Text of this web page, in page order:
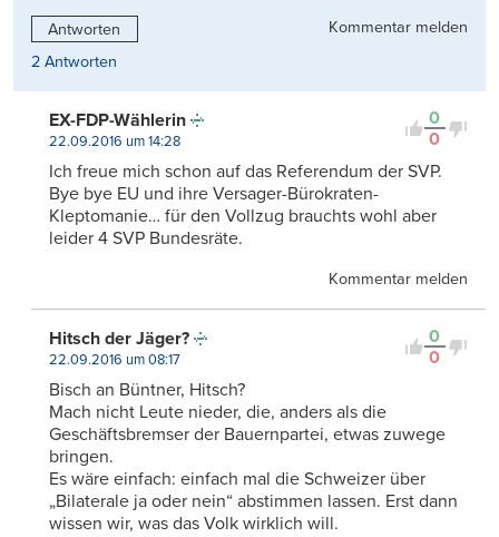
Antworten
Kommentar melden
2 Antworten
0
0
EX-FDP-Wählerin
22.09.2016 um 14:28
Ich freue mich schon auf das Referendum der SVP.
Bye bye EU und ihre Versager-Bürokraten-
Kleptomanie… für den Vollzug brauchts wohl aber
leider 4 SVP Bundesräte.
Kommentar melden
0
0
Hitsch der Jäger?
22.09.2016 um 08:17
Bisch an Büntner, Hitsch?
Mach nicht Leute nieder, die, anders als die
Geschäftsbremser der Bauernpartei, etwas zuwege
bringen.
Es wäre einfach: einfach mal die Schweizer über
„Bilaterale ja oder nein“ abstimmen lassen. Erst dann
wissen wir, was das Volk wirklich will.